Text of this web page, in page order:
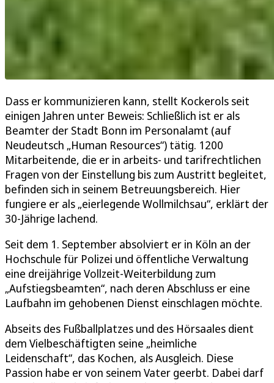
Dass er kommunizieren kann, stellt Kockerols seit
einigen Jahren unter Beweis: Schließlich ist er als
Beamter der Stadt Bonn im Personalamt (auf
Neudeutsch „Human Resources“) tätig. 1200
Mitarbeitende, die er in arbeits- und tarifrechtlichen
Fragen von der Einstellung bis zum Austritt begleitet,
befinden sich in seinem Betreuungsbereich. Hier
fungiere er als „eierlegende Wollmilchsau“, erklärt der
30-Jährige lachend.
Seit dem 1. September absolviert er in Köln an der
Hochschule für Polizei und öffentliche Verwaltung
eine dreijährige Vollzeit-Weiterbildung zum
„Aufstiegsbeamten“, nach deren Abschluss er eine
Laufbahn im gehobenen Dienst einschlagen möchte.
Abseits des Fußballplatzes und des Hörsaales dient
dem Vielbeschäftigten seine „heimliche
Leidenschaft“, das Kochen, als Ausgleich. Diese
Passion habe er von seinem Vater geerbt. Dabei darf